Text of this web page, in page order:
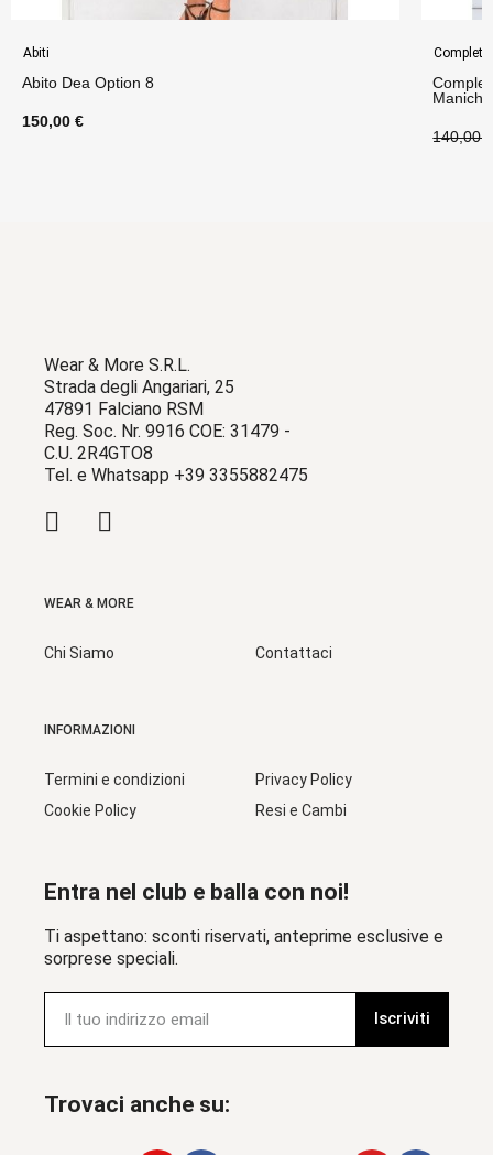
Abiti
Abito Dea Option 8
150,00 €
Completi
140,00
Wear & More S.R.L.
Strada degli Angariari, 25
47891 Falciano RSM
Reg. Soc. Nr. 9916 COE: 31479 -
C.U. 2R4GTO8
Tel. e Whatsapp +39 3355882475
WEAR & MORE
Chi Siamo Contattaci
INFORMAZIONI
Termini e condizioni
Cookie Policy
Privacy Policy
Resi e Cambi
Entra nel club e balla con noi!
Ti aspettano: sconti riservati, anteprime esclusive e
sorprese speciali.
Iscriviti
Trovaci anche su: